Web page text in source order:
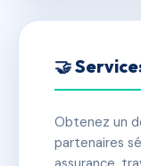
🤝
Obtenez un
partenaires